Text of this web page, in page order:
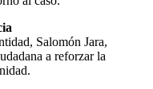
Salomón Jara,
a reforzar la